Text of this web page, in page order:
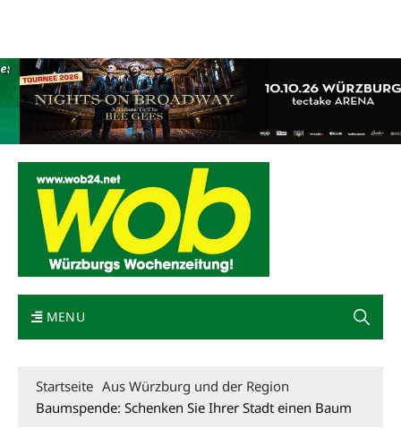
MENU
Startseite Aus Würzburg und der Region
Baumspende: Schenken Sie Ihrer Stadt einen Baum